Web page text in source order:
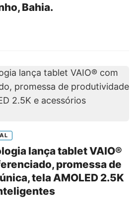
Bahia.
lança tablet VAIO®
promessa de
tela AMOLED 2.5K